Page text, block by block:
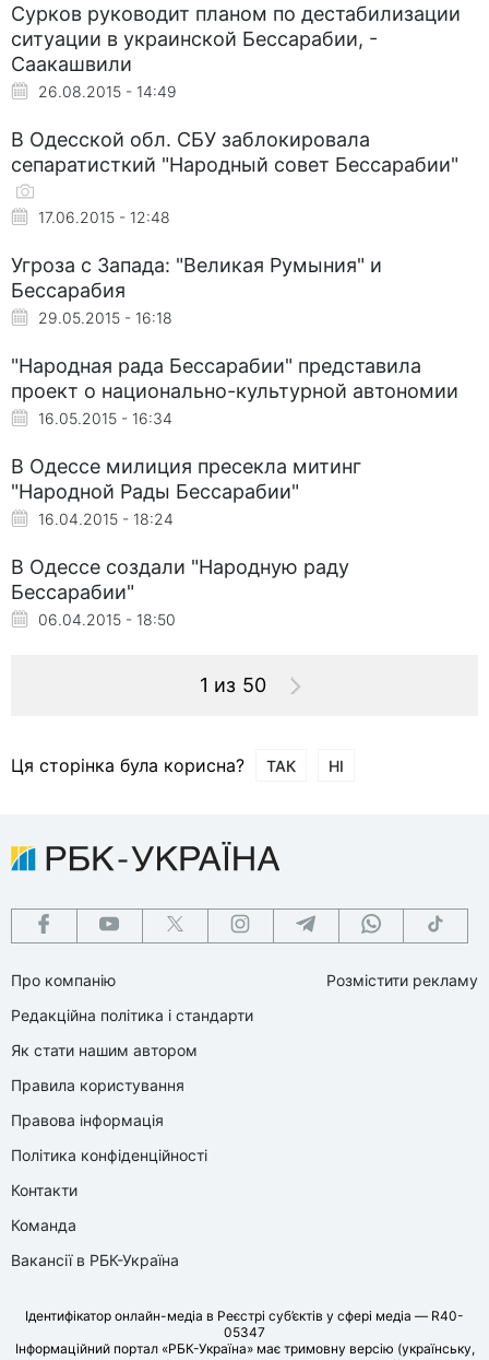
Сурков руководит планом по дестабилизации
ситуации в украинской Бессарабии, -
Саакашвили
26.08.2015 - 14:49
В Одесской обл. СБУ заблокировала
сепаратисткий "Народный совет Бессарабии"
17.06.2015 - 12:48
Угроза с Запада: "Великая Румыния" и
Бессарабия
29.05.2015 - 16:18
"Народная рада Бессарабии" представила
проект о национально-культурной автономии
16.05.2015 - 16:34
В Одессе милиция пресекла митинг
"Народной Рады Бессарабии"
16.04.2015 - 18:24
В Одессе создали "Народную раду
Бессарабии"
06.04.2015 - 18:50
1 из 50
Ця сторінка була корисна? ТАК НІ
Про компанію
Редакційна політика і стандарти
Як стати нашим автором
Правила користування
Правова інформація
Політика конфіденційності
Контакти
Команда
Вакансії в РБК-Україна
Розмістити рекламу
Ідентифікатор онлайн-медіа в Реєстрі суб’єктів у сфері медіа — R40-
05347
Інформаційний портал «РБК-Україна» має тримовну версію (українську,